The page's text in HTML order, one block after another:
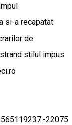
si-a recapatat
de
stilul impus